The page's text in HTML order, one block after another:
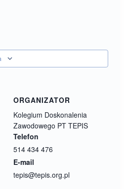
ORGANIZATOR
Kolegium Doskonalenia
Zawodowego PT TEPIS
Telefon
514 434 476
E-mail
tepis@tepis.org.pl